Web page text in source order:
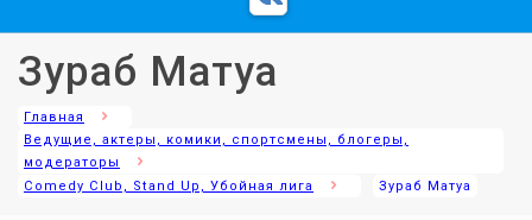
Зураб Матуа
Главная
Ведущие, актеры, комики, спортсмены, блогеры,
модераторы
Comedy Club, Stand Up, Убойная лига
Зураб Матуа